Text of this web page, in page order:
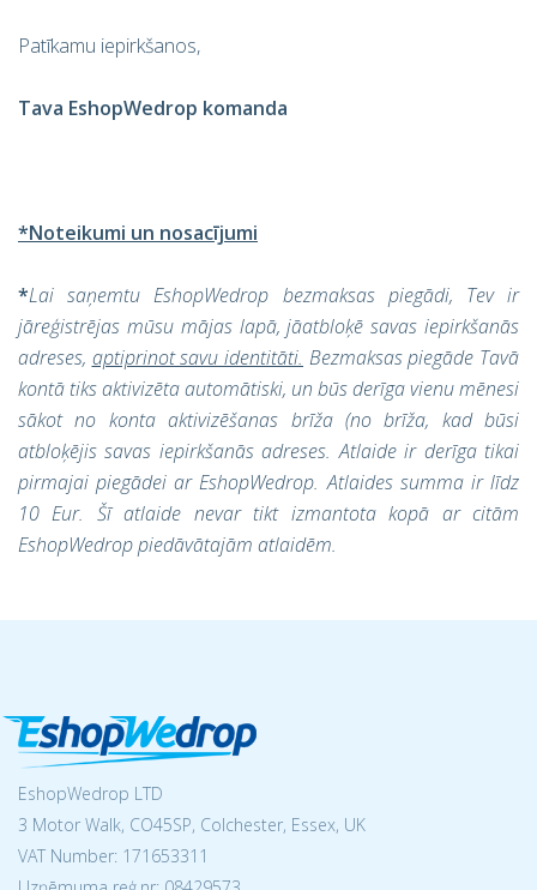
Patīkamu iepirkšanos,
Tava EshopWedrop komanda
*Noteikumi un nosacījumi
*Lai saņemtu EshopWedrop bezmaksas piegādi, Tev ir
jāreģistrējas mūsu mājas lapā, jāatbloķē savas iepirkšanās
adreses, aptiprinot savu identitāti. Bezmaksas piegāde Tavā
kontā tiks aktivizēta automātiski, un būs derīga vienu mēnesi
sākot no konta aktivizēšanas brīža (no brīža, kad būsi
atbloķējis savas iepirkšanās adreses. Atlaide ir derīga tikai
pirmajai piegādei ar EshopWedrop. Atlaides summa ir līdz
10 Eur. Šī atlaide nevar tikt izmantota kopā ar citām
EshopWedrop piedāvātajām atlaidēm.
EshopWedrop LTD
3 Motor Walk, CO45SP, Colchester, Essex, UK
VAT Number: 171653311